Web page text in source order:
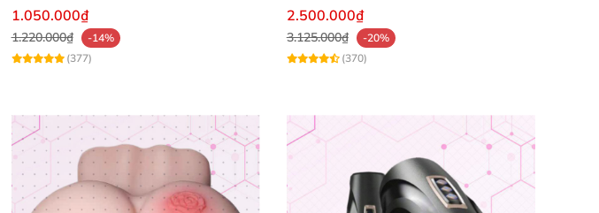
sự ôm sát, vừa khítmà dụng cụ thủ dâm này mang lại. Sự sung sướngsẽ
1.050.000₫
1.220.000₫
-14%
(377)
Nhật Bản
2.500.000₫
3.125.000₫
-20%
(370)